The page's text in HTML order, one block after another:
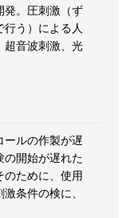
発。圧刺激（ず
行う）による人
超音波刺激、光
ールの作製が遅
の開始が遅れた
のために、使用
条件の検に、